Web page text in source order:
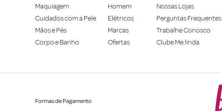
Maquiagem
Cuidados com a Pele
Mãos e Pés
Corpo e Banho
Homem
Elétricos
Marcas
Ofertas
Nossas Lojas
Perguntas Frequentes
Trabalhe Conosco
Clube Me.linda
Formas de Pagamento